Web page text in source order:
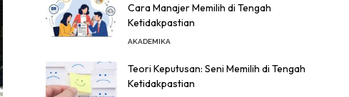
Cara Manajer Memilih di Tengah
Ketidakpastian
AKADEMIKA
Teori Keputusan: Seni Memilih di Tengah
Ketidakpastian